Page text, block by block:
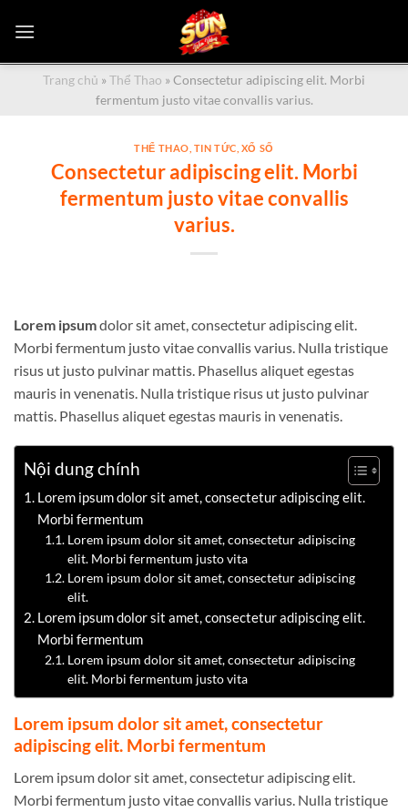
qua
Trang chủ »Thể Thao »Consectetur adipiscing elit. Morbi
fermentum justo vitae convallis varius.
THỂ THAO TIN TỨC XỔ SỐ
Consectetur adipiscing elit. Morbi
fermentum justo vitae convallis
varius.
Lorem ipsumdolor sit amet, consectetur adipiscing elit.
Morbi fermentum justo vitae convallis varius. Nulla tristique
risus ut justo pulvinar mattis. Phasellus aliquet egestas
mauris in venenatis. Nulla tristique risus ut justo pulvinar
mattis. Phasellus aliquet egestas mauris in venenatis.
Nội dung chính
Lorem ipsum dolor sit amet, consectetur adipiscing elit.
Morbi fermentum
Lorem ipsum dolor sit amet, consectetur adipiscing
elit. Morbi fermentum justo vita
Lorem ipsum dolor sit amet, consectetur adipiscing
elit.
Lorem ipsum dolor sit amet, consectetur adipiscing elit.
Morbi fermentum
Lorem ipsum dolor sit amet, consectetur adipiscing
elit. Morbi fermentum justo vita
Lorem ipsum dolor sit amet, consectetur
adipiscing elit. Morbi fermentum
Lorem ipsum dolor sit amet, consectetur adipiscing elit.
Morbi fermentum justo vitae convallis varius. Nulla tristique